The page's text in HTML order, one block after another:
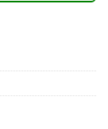
cantidad